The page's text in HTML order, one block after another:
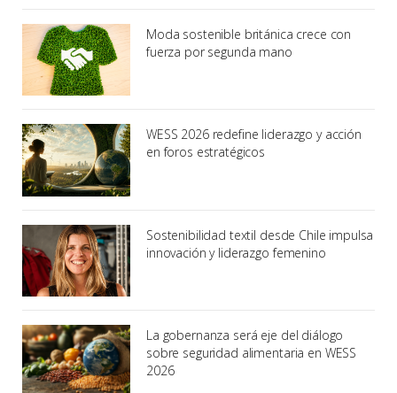
Moda sostenible británica crece con
fuerza por segunda mano
WESS 2026 redefine liderazgo y acción
en foros estratégicos
Sostenibilidad textil desde Chile impulsa
innovación y liderazgo femenino
La gobernanza será eje del diálogo
sobre seguridad alimentaria en WESS
2026